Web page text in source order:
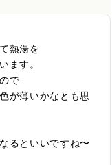
熱湯を
ます。
で
が薄いかなとも思
るといいですね〜